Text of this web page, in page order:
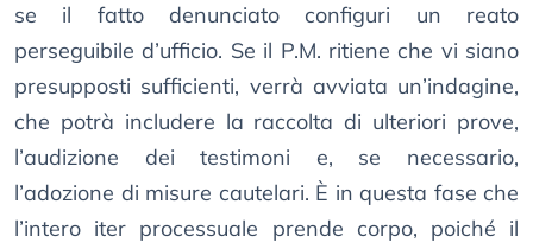
se il fatto denunciato configuri un reato
perseguibile d’ufficio. Se il P.M. ritiene che vi siano
presupposti sufficienti, verrà avviata un’indagine,
che potrà includere la raccolta di ulteriori prove,
l’audizione dei testimoni e, se necessario,
l’adozione di misure cautelari. È in questa fase che
l’intero iter processuale prende corpo, poiché il